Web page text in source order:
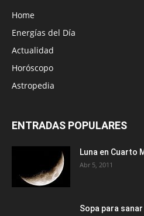
Home
Energías del Día
Actualidad
Horóscopo
Astropedia
ENTRADAS POPULARES
Luna en Cuarto
Abr 5, 2011
Sopa para